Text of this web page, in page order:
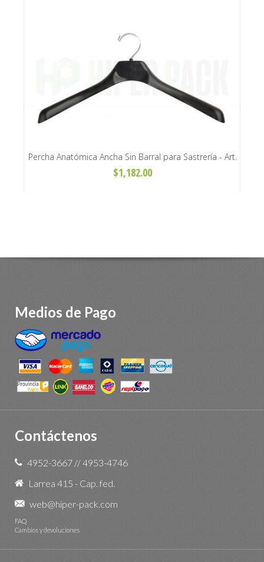
Percha Anatómica Ancha Sin Barral para Sastrería - Art.
T-45
$1,182.00
Medios de Pago
Contáctenos
4952-3667 //4953-4746
Larrea 415 - Cap. fed.
web@hiper-pack.com
FAQ
Cambios y devoluciones